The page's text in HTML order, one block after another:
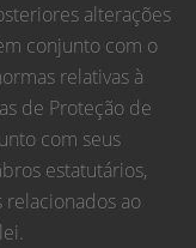
alterações
conjunto com o
relativas à
de Proteção de
com seus
estatutários,
ao